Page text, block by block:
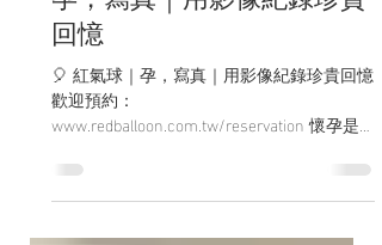
2022年9月2日
讀畢需時 1 分鐘
孕，寫真｜用影像紀錄珍貴
回憶
🎈 紅氣球｜孕，寫真｜用影像紀錄珍貴回憶
歡迎預約：